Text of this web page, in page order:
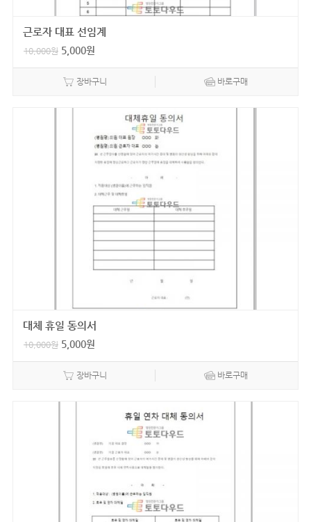
근로자 대표 선임계
10,000원 5,000원
장바구니 바로구매
대체 휴일 동의서
10,000원 5,000원
장바구니 바로구매